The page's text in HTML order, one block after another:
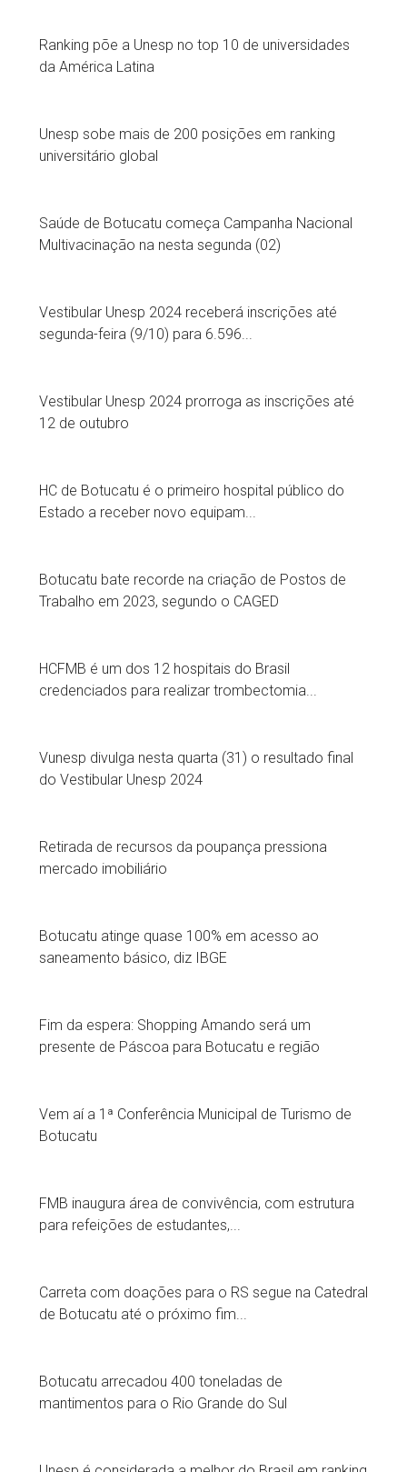
Ranking põe a Unesp no top 10 de universidades
da América Latina
Unesp sobe mais de 200 posições em ranking
universitário global
Saúde de Botucatu começa Campanha Nacional
Multivacinação na nesta segunda (02)
Vestibular Unesp 2024 receberá inscrições até
segunda-feira (9/10) para 6.596...
Vestibular Unesp 2024 prorroga as inscrições até
12 de outubro
HC de Botucatu é o primeiro hospital público do
Estado a receber novo equipam...
Botucatu bate recorde na criação de Postos de
Trabalho em 2023, segundo o CAGED
HCFMB é um dos 12 hospitais do Brasil
credenciados para realizar trombectomia...
Vunesp divulga nesta quarta (31) o resultado final
do Vestibular Unesp 2024
Retirada de recursos da poupança pressiona
mercado imobiliário
Botucatu atinge quase 100% em acesso ao
saneamento básico, diz IBGE
Fim da espera: Shopping Amando será um
presente de Páscoa para Botucatu e região
Vem aí a 1ª Conferência Municipal de Turismo de
Botucatu
FMB inaugura área de convivência, com estrutura
para refeições de estudantes,...
Carreta com doações para o RS segue na Catedral
de Botucatu até o próximo fim...
Botucatu arrecadou 400 toneladas de
mantimentos para o Rio Grande do Sul